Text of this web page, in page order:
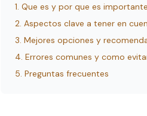
1. Que es y por que es importante
2. Aspectos clave a tener en
3. Mejores opciones y
4. Errores comunes y como
5. Preguntas frecuentes